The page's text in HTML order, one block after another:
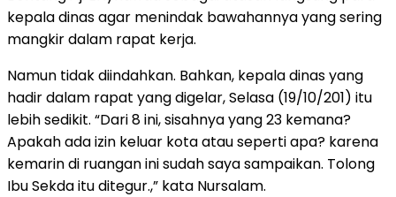
kepala dinas agar menindak bawahannya yang sering
mangkir dalam rapat kerja.
Namun tidak diindahkan. Bahkan, kepala dinas yang
hadir dalam rapat yang digelar, Selasa (19/10/201) itu
lebih sedikit. “Dari 8 ini, sisahnya yang 23 kemana?
Apakah ada izin keluar kota atau seperti apa? karena
kemarin di ruangan ini sudah saya sampaikan. Tolong
Ibu Sekda itu ditegur.,” kata Nursalam.